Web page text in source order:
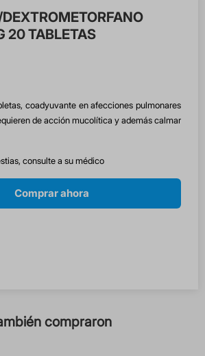
20 TABLETAS
coadyuvante en afecciones pulmonares
de acción mucolítica y además calmar
consulte a su médico
Comprar ahora
compraron